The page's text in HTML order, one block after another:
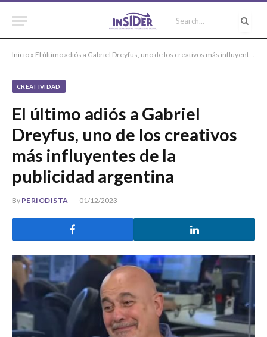
Inicio » El último adiós a Gabriel Dreyfus, uno de los creativos más influyentes de la publicidad argentina
CREATIVIDAD
El último adiós a Gabriel
Dreyfus, uno de los creativos
más influyentes de la
publicidad argentina
By PERIODISTA 01/12/2023